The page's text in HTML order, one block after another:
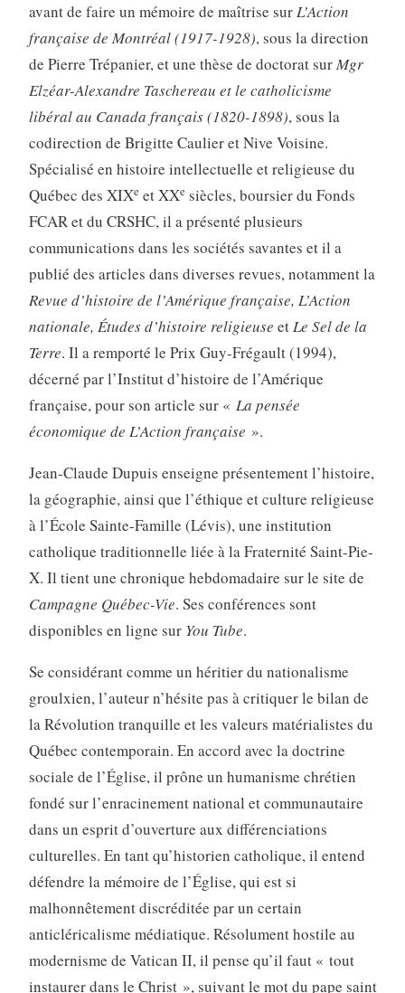
avant de faire un mémoire de maîtrise surL’Action
française de Montréal (1917-1928), sous la direction
de Pierre Trépanier, et une thèse de doctorat surMgr
Elzéar-Alexandre Taschereau et le catholicisme
libéral au Canada français (1820-1898), sous la
codirection de Brigitte Caulier et Nive Voisine.
Spécialisé en histoire intellectuelle et religieuse du
Québec des XIXe et XXe siècles, boursier du Fonds
FCAR et du CRSHC, il a présenté plusieurs
communications dans les sociétés savantes et il a
publié des articles dans diverses revues, notamment la
Revue d’histoire de l’Amérique française, L’Action
nationale, Études d’histoire religieuse etLe Selde la
Terre. Il a remporté le Prix Guy-Frégault (1994),
décerné par l’Institut d’histoire de l’Amérique
française, pour son article sur « La pensée
économique de L’Action fran­çaise ».
Jean-Claude Dupuis enseigne présentement l’histoire,
la géographie, ainsi que l’éthique et culture religieuse
à l’École Sainte-Famille (Lévis), une institution
catholique traditionnelle liée à la Fraternité Saint-Pie-
X. Il tient une chronique hebdo­madaire sur le site de
Campagne Québec-Vie. Ses conférences sont
disponibles en ligne sur You Tube.
Se considérant comme un héritier du nationalisme
groulxien, l’auteur n’hésite pas à critiquer le bilan de
la Révolution tranquille et les valeurs matérialistes du
Québec contemporain. En accord avec la doctrine
sociale de l’Église, il prône un humanisme chrétien
fondé sur l’enracinement national et communautaire
dans un esprit d’ouverture aux différenciations
culturelles. En tant qu’historien catholique, il entend
défendre la mémoire de l’Église, qui est si
malhonnêtement discréditée par un certain
anticléricalisme médiatique. Résolument hostile au
modernisme de Vatican II, il pense qu’il faut « tout
instaurer dans le Christ », suivant le mot du pape saint